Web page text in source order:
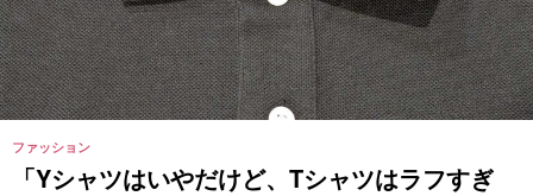
ファッション
「Yシャツはいやだけど、Tシャツはラフすぎ